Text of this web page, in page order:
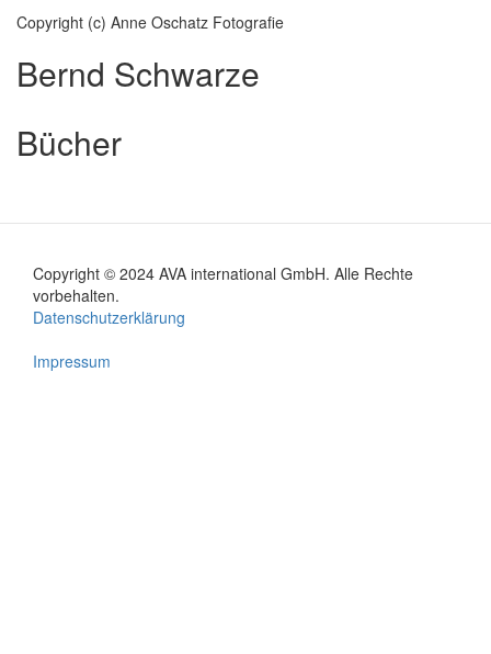
Copyright (c) Anne Oschatz Fotografie
Bernd Schwarze
Bücher
Copyright © 2024 AVA international GmbH. Alle Rechte
vorbehalten.
Footer
menu
Datenschutzerklärung
Impressum